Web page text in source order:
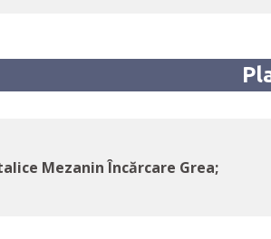
Mezanin Încărcare Grea;